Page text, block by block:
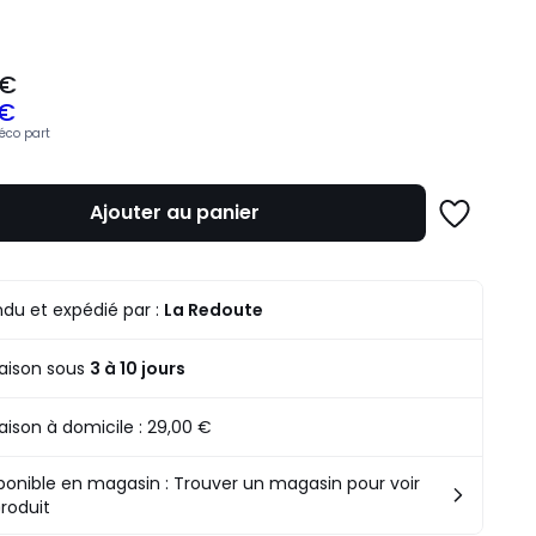
part
Ajouter au panier
Ajouter
et expédié par : La Redoute
sous 3 à 10 jours
à domicile :29,00 €
en magasin : Trouver un magasin pour voir